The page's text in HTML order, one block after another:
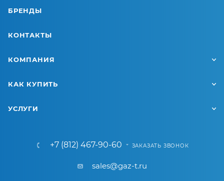
БРЕНДЫ
КОНТАКТЫ
КОМПАНИЯ
КАК КУПИТЬ
УСЛУГИ
+7 (812) 467-90-60 ЗАКАЗАТЬ ЗВОНОК
sales@gaz-t.ru